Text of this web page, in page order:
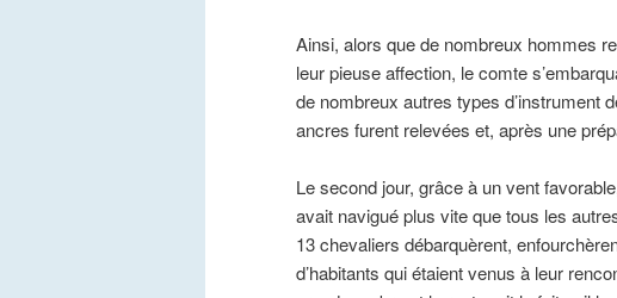
Ainsi, alors que de nombreux hommes
leur pieuse affection, le comte
de nombreux autres types d’instrument
ancres furent relevées et, après une
Le second jour, grâce à un vent
avait navigué plus vite que tous les
13 chevaliers débarquèrent,
d’habitants qui étaient venus à leur